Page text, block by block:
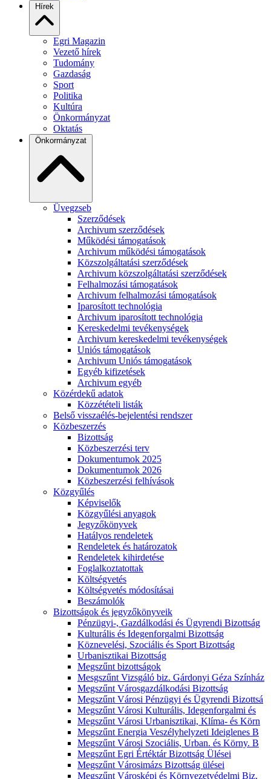
Hírek
Egri Magazin
Vezető hírek
Tudomány
Gazdaság
Sport
Politika
Kultúra
Önkormányzat
Oktatás
Önkormányzat
Üvegzseb
Szerződések
Archivum szerződések
Működési támogatások
Archivum működési támogatások
Közszolgáltatási szerződések
Archivum közszolgáltatási szerződések
Felhalmozási támogatások
Archivum felhalmozási támogatások
Iparosított technológia
Archivum iparosított technológia
Kereskedelmi tevékenységek
Archivum kereskedelmi tevékenységek
Uniós támogatások
Archivum Uniós támogatások
Egyéb kifizetések
Archivum egyéb
Közérdekű adatok
Közzétételi listák
Belső visszaélés-bejelentési rendszer
Közbeszerzés
Bizottság
Közbeszerzési terv
Dokumentumok 2025
Dokumentumok 2026
Közbeszerzési felhívások
Közgyűlés
Képviselők
Közgyűlési anyagok
Jegyzőkönyvek
Hatályos rendeletek
Rendeletek és határozatok
Rendeletek kihirdetése
Foglalkoztatottak
Költségvetés
Költségvetés módosításai
Beszámolók
Bizottságok és jegyzőkönyveik
Pénzügyi-, Gazdálkodási és Ügyrendi Bizottság
Kulturális és Idegenforgalmi Bizottság
Köznevelési, Szociális és Sport Bizottság
Urbanisztikai Bizottság
Megszűnt bizottságok
Mesgszűnt Vizsgáló biz. Gárdonyi Géza Színház
Megszűnt Városgazdálkodási Bizottság
Megszűnt Városi Pénzügyi és Ügyrendi Bizottsá
Megszűnt Városi Kulturális, Idegenforgalmi és
Megszűnt Városi Urbanisztikai, Klíma- és Körn
Megszűnt Energia Veszélyhelyzeti Ideiglenes B
Megszűnt Városi Szociális, Urban. és Körny. B
Megszűnt Egri Értéktár Bizottság Ülései
Megszűnt Városimázs Bizottság ülései
Megszűnt Városképi és Környezetvédelmi Biz.